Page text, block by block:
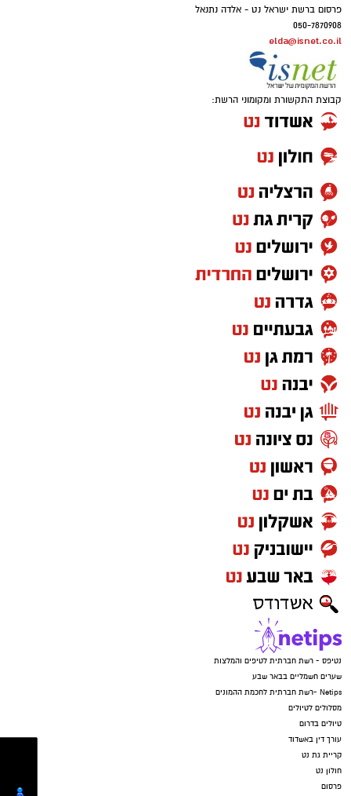
פרסום ברשת ישראל נט - אלדה נתנאל
050-7870908
elda@isnet.co.il
קבוצת התקשורת ומקומוני הרשת:
נטיפס - רשת חברתית לטיפים והמלצות
שערים חשמליים בבאר שבע
Netips -רשת חברתית לחכמת ההמונים
מסלולים לטיולים
טיולים בדרום
עורך דין באשדוד
קריית גת נט
חולון נט
פרסום